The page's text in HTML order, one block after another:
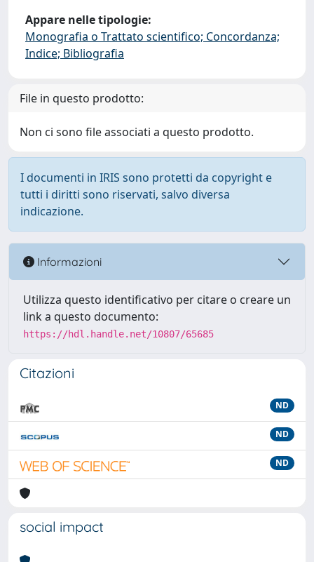
Appare nelle tipologie:
Monografia o Trattato scientifico; Concordanza;
Indice; Bibliografia
File in questo prodotto:
Non ci sono file associati a questo prodotto.
I documenti in IRIS sono protetti da copyright e
tutti i diritti sono riservati, salvo diversa
indicazione.
Informazioni
Utilizza questo identificativo per citare o creare un
link a questo documento:
https://hdl.handle.net/10807/65685
Citazioni
ND
ND
ND
social impact